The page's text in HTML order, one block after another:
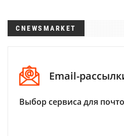
CNEWSMARKET
Email-
Выбор сервиса для